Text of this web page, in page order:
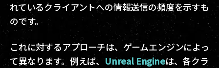
れているクライアントへの情報送信の頻度を示すも
のです。
これに対するアプローチは、ゲームエンジンによっ
て異なります。例えば、 Unreal Engineは、各クラ